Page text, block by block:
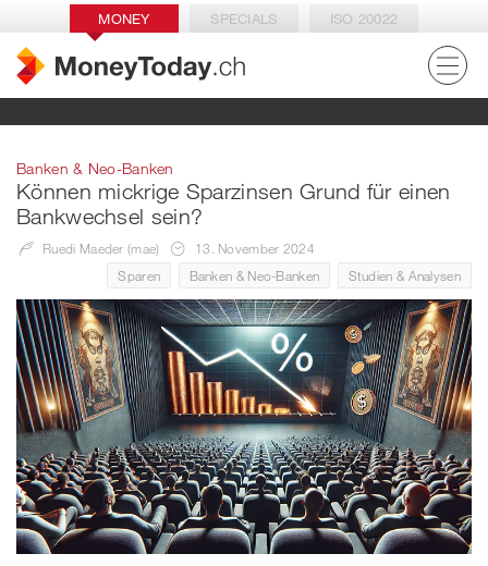
MONEY SPECIALS ISO 20022
Banken & Neo-Banken
Können mickrige Sparzinsen Grund für einen
Bankwechsel sein?
Ruedi Maeder (mae)
13. November 2024
Sparen
Banken & Neo-Banken Studien & Analysen